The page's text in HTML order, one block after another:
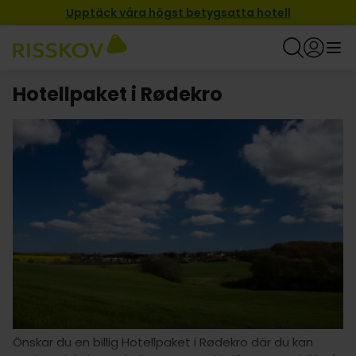
Upptäck våra högst betygsatta hotell
Hotellpaket i Rødekro
Önskar du en billig Hotellpaket i Rødekro där du kan